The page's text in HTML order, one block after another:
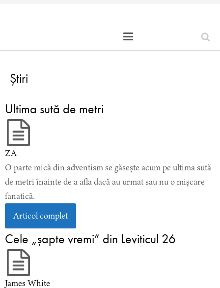
Știri
Ultima sută de metri
ZA
O parte mică din adventism se găsește acum pe ultima sută
de metri înainte de a afla dacă au urmat sau nu o mișcare
fanatică.
Articol complet
Cele „șapte vremi” din Leviticul 26
James White